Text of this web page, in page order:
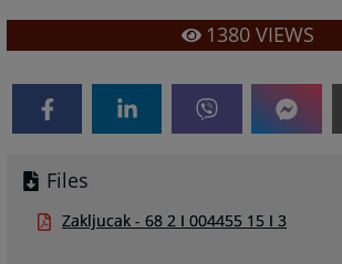
1380 VIEWS
Files
Zakljucak - 68 2 I 004455 15 I 3